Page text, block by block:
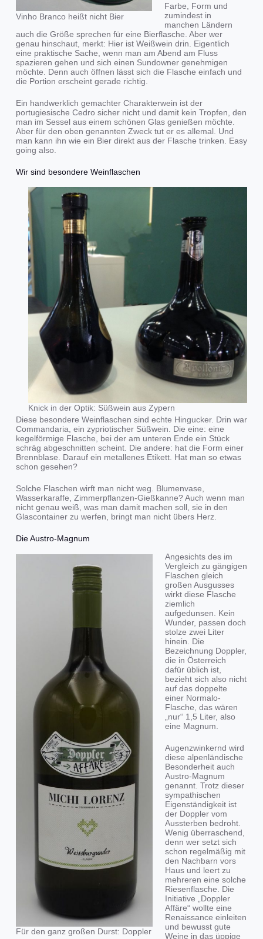
Vinho Branco heißt nicht Bier
Farbe, Form und
zumindest in
manchen Ländern
auch die Größe sprechen für eine Bierflasche. Aber wer
genau hinschaut, merkt: Hier ist Weißwein drin. Eigentlich
eine praktische Sache, wenn man am Abend am Fluss
spazieren gehen und sich einen Sundowner genehmigen
möchte. Denn auch öffnen lässt sich die Flasche einfach und
die Portion erscheint gerade richtig.
Ein handwerklich gemachter Charakterwein ist der
portugiesische Cedro sicher nicht und damit kein Tropfen, den
man im Sessel aus einem schönen Glas genießen möchte.
Aber für den oben genannten Zweck tut er es allemal. Und
man kann ihn wie ein Bier direkt aus der Flasche trinken. Easy
going also.
Wir sind besondere Weinflaschen
Knick in der Optik: Süßwein aus Zypern
Diese besondere Weinflaschen sind echte Hingucker. Drin war
Commandaria, ein zypriotischer Süßwein. Die eine: eine
kegelförmige Flasche, bei der am unteren Ende ein Stück
schräg abgeschnitten scheint. Die andere: hat die Form einer
Brennblase. Darauf ein metallenes Etikett. Hat man so etwas
schon gesehen?
Solche Flaschen wirft man nicht weg. Blumenvase,
Wasserkaraffe, Zimmerpflanzen-Gießkanne? Auch wenn man
nicht genau weiß, was man damit machen soll, sie in den
Glascontainer zu werfen, bringt man nicht übers Herz.
Die Austro-Magnum
Für den ganz großen Durst: Doppler
Angesichts des im
Vergleich zu gängigen
Flaschen gleich
großen Ausgusses
wirkt diese Flasche
ziemlich
aufgedunsen. Kein
Wunder, passen doch
stolze zwei Liter
hinein. Die
Bezeichnung Doppler,
die in Österreich
dafür üblich ist,
bezieht sich also nicht
auf das doppelte
einer Normalo-
Flasche, das wären
„nur“ 1,5 Liter, also
eine Magnum.
Augenzwinkernd wird
diese alpenländische
Besonderheit auch
Austro-Magnum
genannt. Trotz dieser
sympathischen
Eigenständigkeit ist
der Doppler vom
Aussterben bedroht.
Wenig überraschend,
denn wer setzt sich
schon regelmäßig mit
den Nachbarn vors
Haus und leert zu
mehreren eine solche
Riesenflasche. Die
Initiative „Doppler
Affäre“ wollte eine
Renaissance einleiten
und bewusst gute
Weine in das üppige